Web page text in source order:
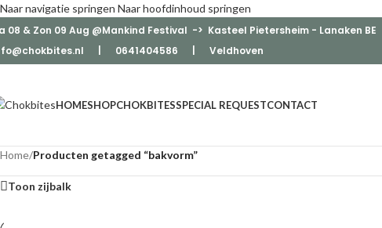
Naar navigatie springen Naar hoofdinhoud springen
08 & Zon 09 Aug @Mankind Festival -> Kasteel Pietersheim - Lanaken BE
| 0641404586 | Veldhoven
HOMESHOPCHOKBITESSPECIAL REQUESTCONTACT
Home/Producten getagged “bakvorm”
Toon zijbalk